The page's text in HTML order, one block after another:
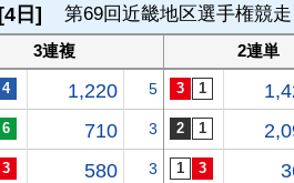
[4日] 第69回近畿地区選手権競走
3連複 2連単
1,220 5
710 3
580 3